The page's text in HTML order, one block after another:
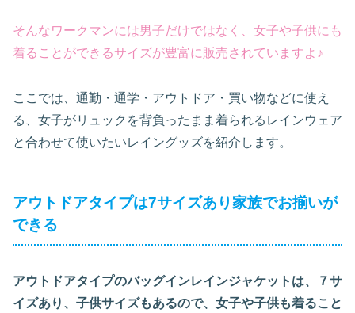
そんなワークマンには男子だけではなく、女子や子供にも
着ることができるサイズが豊富に販売されていますよ♪
ここでは、通勤・通学・アウトドア・買い物などに使え
る、女子がリュックを背負ったまま着られるレインウェア
と合わせて使いたいレイングッズを紹介します。
アウトドアタイプは7サイズあり家族でお揃いが
できる
アウトドアタイプのバッグインレインジャケットは、７サ
イズあり、子供サイズもあるので、女子や子供も着ること